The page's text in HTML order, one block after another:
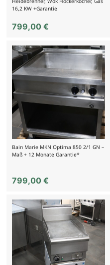
16,2 KW +Garantie
799,00 €
Bain Marie MKN Optima 850 2/1 GN –
Maß + 12 Monate Garantie*
799,00 €